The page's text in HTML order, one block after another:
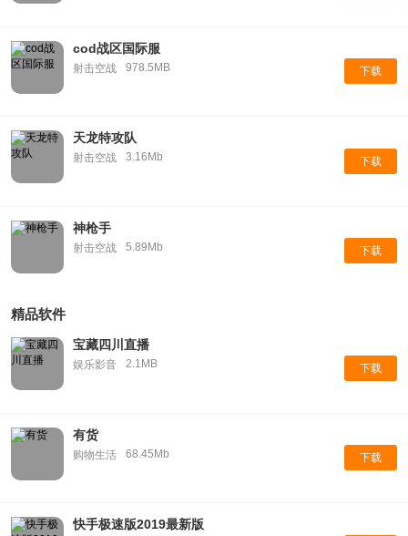
cod战区国际服
射击空战 978.5MB 下载
天龙特攻队
射击空战 3.16Mb 下载
神枪手
射击空战 5.89Mb 下载
精品软件
宝藏四川直播
娱乐影音 2.1MB 下载
有货
购物生活 68.45Mb 下载
快手极速版2019最新版